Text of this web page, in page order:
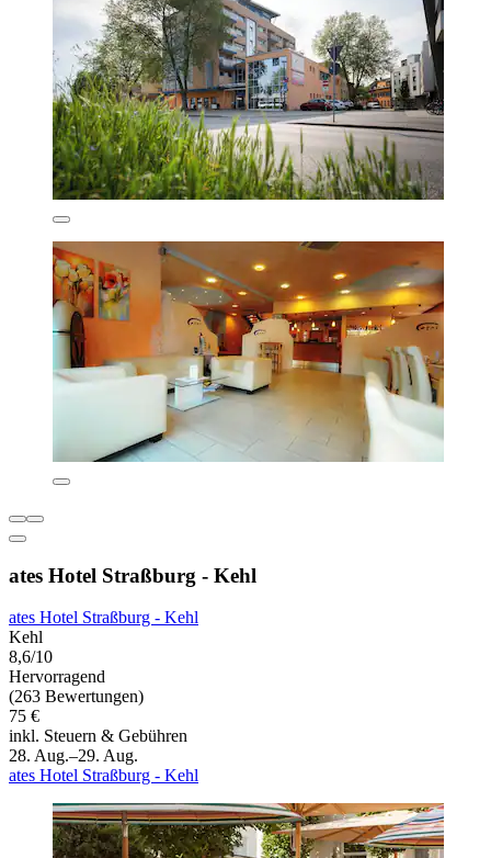
ates Hotel Straßburg - Kehl
ates Hotel Straßburg - Kehl
Kehl
8,6/10
Hervorragend
(263 Bewertungen)
75 €
inkl. Steuern & Gebühren
28. Aug.–29. Aug.
ates Hotel Straßburg - Kehl